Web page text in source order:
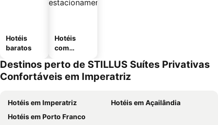
Hotéis
baratos
Hotéis
com
mento
Destinos perto de STILLUS Suítes Privativas
Confortáveis em Imperatriz
Hotéis em Imperatriz
Hotéis em Açailândia
Hotéis em Porto Franco